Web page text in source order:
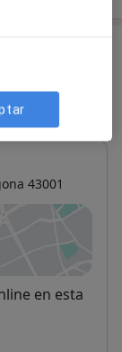
43001
nueva
en esta